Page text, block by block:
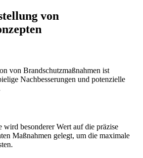
von
von Brandschutzmaßnahmen ist
Nachbesserungen und potenzielle
wird besonderer Wert auf die präzise
Maßnahmen gelegt, um die maximale